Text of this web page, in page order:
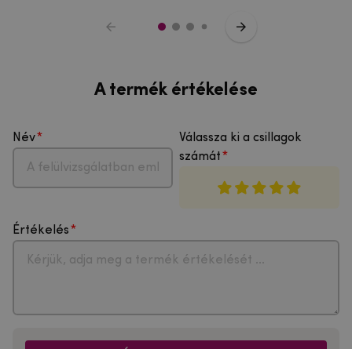
A termék értékelése
Név
Válassza ki a csillagok
számát
Értékelés